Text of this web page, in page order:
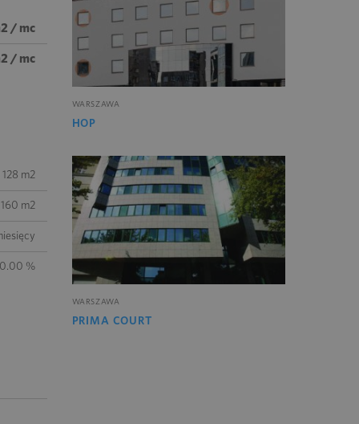
/ mc
/ mc
128 m2
160 m2
%
WARSZAWA
HOP
WARSZAWA
PRIMA COURT